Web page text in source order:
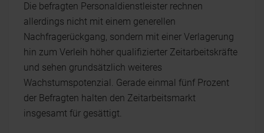
Die befragten Personaldienstleister rechnen
allerdings nicht mit einem generellen
Nachfragerückgang, sondern mit einer Verlagerung
hin zum Verleih höher qualifizierter Zeitarbeitskräfte
und sehen grundsätzlich weiteres
Wachstumspotenzial. Gerade einmal fünf Prozent
der Befragten halten den Zeitarbeitsmarkt
insgesamt für gesättigt.